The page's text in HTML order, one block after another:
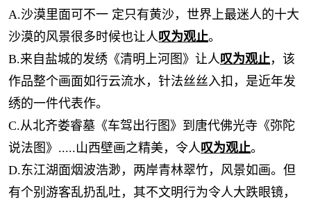
A.沙漠里面可不一 定只有黄沙，世界上最迷人的十大
沙漠的风景很多时候也让人叹为观止。
B.来自盐城的发绣《清明上河图》让人叹为观止，该
作品整个画面如行云流水，针法丝丝入扣，是近年发
绣的一件代表作。
C.从北齐娄睿墓《车驾出行图》到唐代佛光寺《弥陀
说法图》.....山西壁画之精美，令人叹为观止。
D.东江湖面烟波浩渺，两岸青林翠竹，风景如画。但
有个别游客乱扔乱吐，其不文明行为令人大跌眼镜，